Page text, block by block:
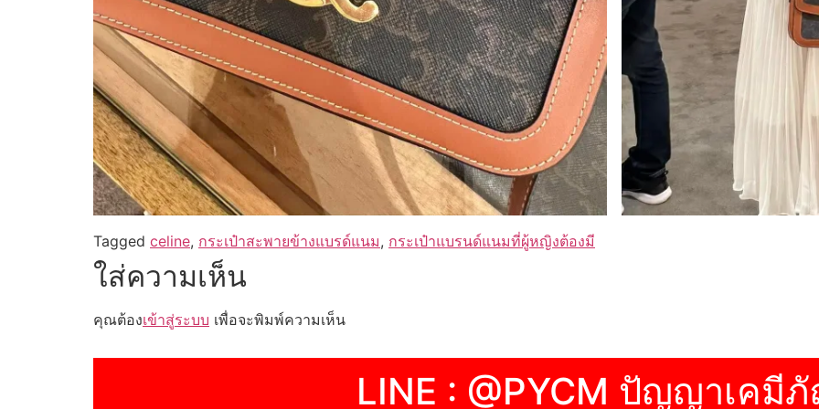
Tagged celine, กระเป๋าสะพายข้างแบรด์แนม, กระเป๋าแบรนด์แนมที่ผู้หญิงต้องมี
ใส่ความเห็น
คุณต้องเข้าสู่ระบบ เพื่อจะพิมพ์ความเห็น
LINE : @PYCM ปัญญาเคมี